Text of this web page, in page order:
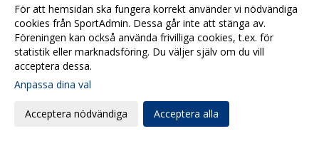
2024-10-20 17:09
2024-10-20 08:00
2024-10-17 17:00
För att hemsidan ska fungera korrekt använder vi nödvändiga
cookies från SportAdmin. Dessa går inte att stänga av.
Föreningen kan också använda frivilliga cookies, t.ex. för
statistik eller marknadsföring. Du väljer själv om du vill
acceptera dessa.
Anpassa dina val
Acceptera nödvändiga Acceptera alla